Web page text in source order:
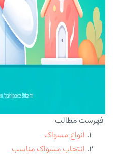
فهرست مطالب
انواع مسواک
انتخاب مسواک مناسب